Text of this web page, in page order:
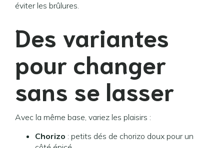
éviter les brûlures.
Des variantes
pour changer
sans se lasser
Avec la même base, variez les plaisirs :
Chorizo : petits dés de chorizo doux pour un